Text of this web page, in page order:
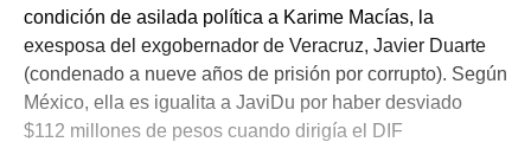
condición de asilada política a Karime Macías, la
exesposa del exgobernador de Veracruz, Javier Duarte
(condenado a nueve años de prisión por corrupto). Según
México, ella es igualita a JaviDu por haber desviado
$112 millones de pesos cuando dirigía el DIF